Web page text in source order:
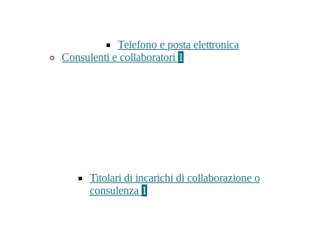
Telefono e posta elettronica
Consulenti e collaboratori 1
Titolari di incarichi di collaborazione o
consulenza 1